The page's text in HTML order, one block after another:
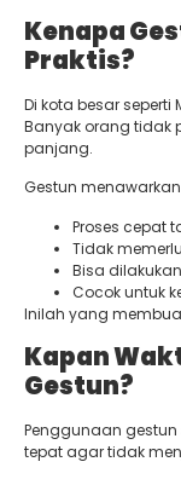
Kenapa
Praktis?
Di kota besar
Banyak orang tidak
panjang.
Gestun
Proses cepat
Tidak
Bisa
Cocok untuk
Inilah yang
Kapan
Gestun?
Penggunaan
tepat agar tidak